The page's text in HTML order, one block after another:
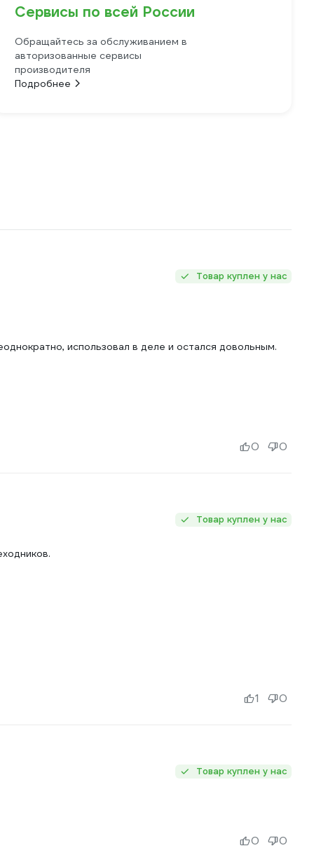
Сервисы по всей России
Обращайтесь за обслуживанием в
авторизованные сервисы
производителя
Подробнее
Товар куплен у нас
использовал в деле и остался довольным.
0 0
Товар куплен у нас
1 0
Товар куплен у нас
0 0